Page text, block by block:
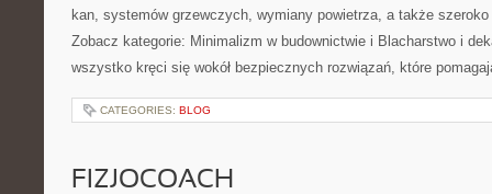
kan, systemów grzewczych, wymiany powietrza, a także
Zobacz kategorie: Minimalizm w budownictwie i Blacharstwo i
wszystko kręci się wokół bezpiecznych rozwiązań, które
CATEGORIES: BLOG
FIZJOCOACH